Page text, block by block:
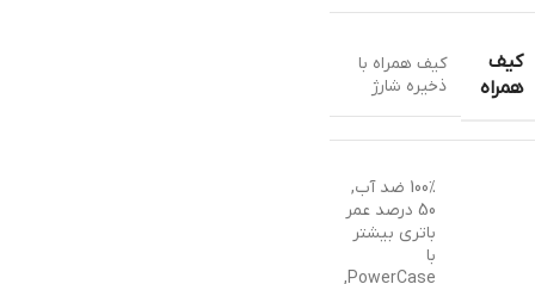
کیف
همراه
کیف همراه با
ذخیره شارژ
100% ضد آب
,
50 درصد عمر
باتری بیشتر
با
PowerCase
,